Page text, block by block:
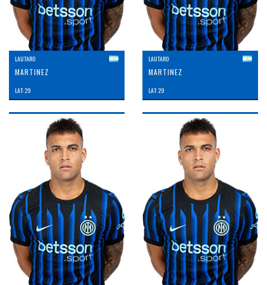
LAUTARO
MARTINEZ
LAT: 29
LAUTARO
MARTINEZ
LAT: 29